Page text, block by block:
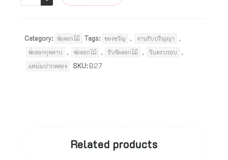
Category: ช่อดอกไม้ Tags: ของขวัญ , งานรับปริญญา ,
ช่อดอกกุหลาบ , ช่อดอกไม้ , รับจัดดอกไม้ , วันครบรอบ ,
แหม่มปากคลอง SKU:B27
Related products